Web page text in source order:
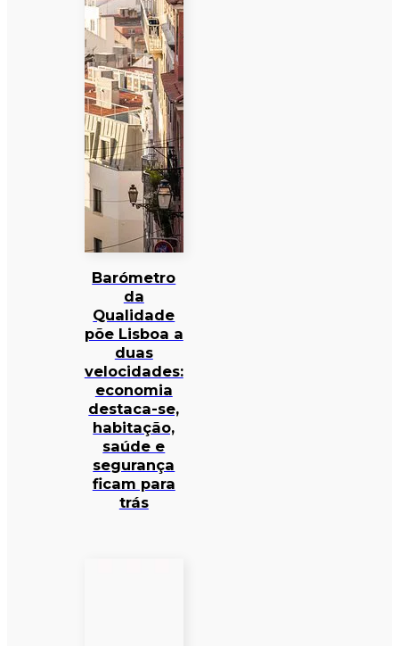
Barómetro
da
Qualidade
põe Lisboa a
duas
velocidades:
economia
destaca-se,
habitação,
saúde e
segurança
ficam para
trás